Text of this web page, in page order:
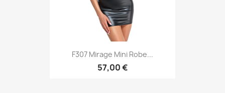
F307 Mirage Mini Robe...
57,00 €